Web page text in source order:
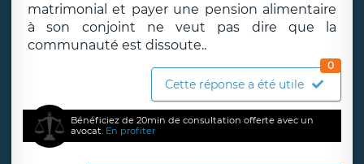
matrimonial et payer une pension alimentaire
à son conjoint ne veut pas dire que la
communauté est dissoute..
Cette réponse a été utile
0
Bénéficiez de 20min de consultation offerte avec un
avocat. En profiter